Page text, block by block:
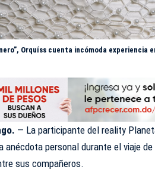
Orquíss cuenta incómoda experiencia
— La participante del reality
anécdota personal durante el viaje
sus compañeros.